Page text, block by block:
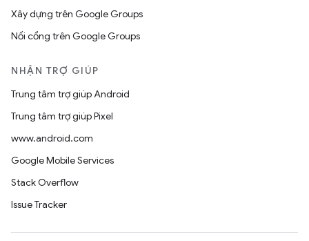
Xây dựng trên Google Groups
Nối cổng trên Google Groups
NHẬN TRỢ GIÚP
Trung tâm trợ giúp Android
Trung tâm trợ giúp Pixel
www.android.com
Google Mobile Services
Stack Overflow
Issue Tracker